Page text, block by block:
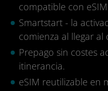
compatible con
Smartstart - la
comienza al llegar al
Prepago sin costes
itinerancia.
eSIM reutilizable en